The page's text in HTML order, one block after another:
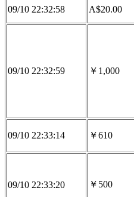
09/10 22:32:58 A$20.00
09/10 22:32:59 ￥1,000
09/10 22:33:14 ￥610
09/10 22:33:20 ￥500